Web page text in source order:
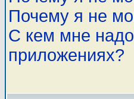
Почему я не
С кем мне
приложениях?